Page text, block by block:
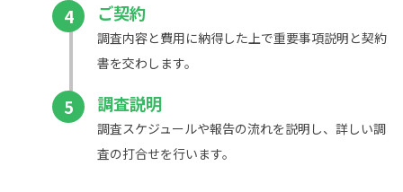
4 ご契約
調査内容と費用に納得した上で重要事項説明と契約
書を交わします。
5 調査説明
調査スケジュールや報告の流れを説明し、詳しい調
査の打合せを行います。